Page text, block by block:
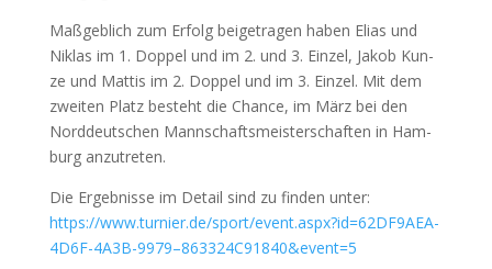
Maß­geb­lich zum Erfolg bei­getra­gen haben Eli­as und
Niklas im 1. Dop­pel und im 2. und 3. Ein­zel, Jakob Kun­
ze und Mat­tis im 2. Dop­pel und im 3. Ein­zel. Mit dem
zwei­ten Platz besteht die Chan­ce, im März bei den
Nord­deut­schen Mann­schafts­meis­ter­schaf­ten in Ham­
burg anzutreten.
Die Ergeb­nis­se im Detail sind zu fin­den unter:
https://www.turnier.de/sport/event.aspx?id=62DF9AEA-
4D6F-4A3B-9979–863324C91840&event=5